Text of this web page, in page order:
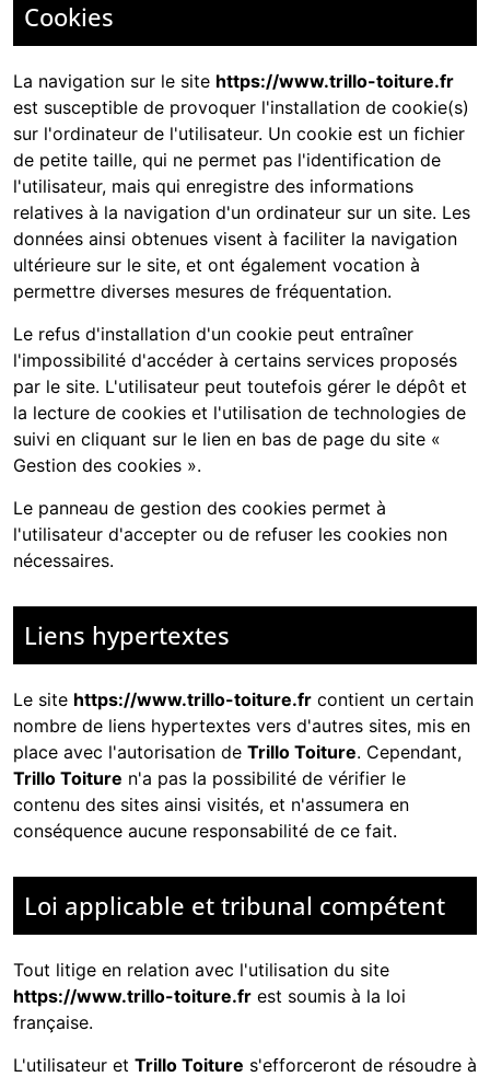
Cookies
La navigation sur le site https://www.trillo-toiture.fr
est susceptible de provoquer l'installation de cookie(s)
sur l'ordinateur de l'utilisateur. Un cookie est un fichier
de petite taille, qui ne permet pas l'identification de
l'utilisateur, mais qui enregistre des informations
relatives à la navigation d'un ordinateur sur un site. Les
données ainsi obtenues visent à faciliter la navigation
ultérieure sur le site, et ont également vocation à
permettre diverses mesures de fréquentation.
Le refus d'installation d'un cookie peut entraîner
l'impossibilité d'accéder à certains services proposés
par le site. L'utilisateur peut toutefois gérer le dépôt et
la lecture de cookies et l'utilisation de technologies de
suivi en cliquant sur le lien en bas de page du site «
Gestion des cookies ».
Le panneau de gestion des cookies permet à
l'utilisateur d'accepter ou de refuser les cookies non
nécessaires.
Liens hypertextes
Le site https://www.trillo-toiture.fr contient un certain
nombre de liens hypertextes vers d'autres sites, mis en
place avec l'autorisation de Trillo Toiture. Cependant,
Trillo Toiture n'a pas la possibilité de vérifier le
contenu des sites ainsi visités, et n'assumera en
conséquence aucune responsabilité de ce fait.
Loi applicable et tribunal compétent
Tout litige en relation avec l'utilisation du site
https://www.trillo-toiture.fr est soumis à la loi
française.
L'utilisateur et Trillo Toiture s'efforceront de résoudre à